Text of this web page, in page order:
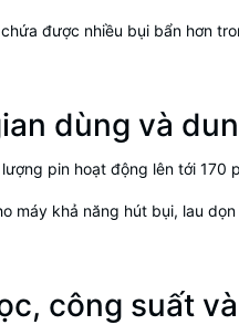
được nhiều bụi bẩn hơn
dùng và
pin hoạt động lên tới
máy khả năng hút bụi, lau
công suất